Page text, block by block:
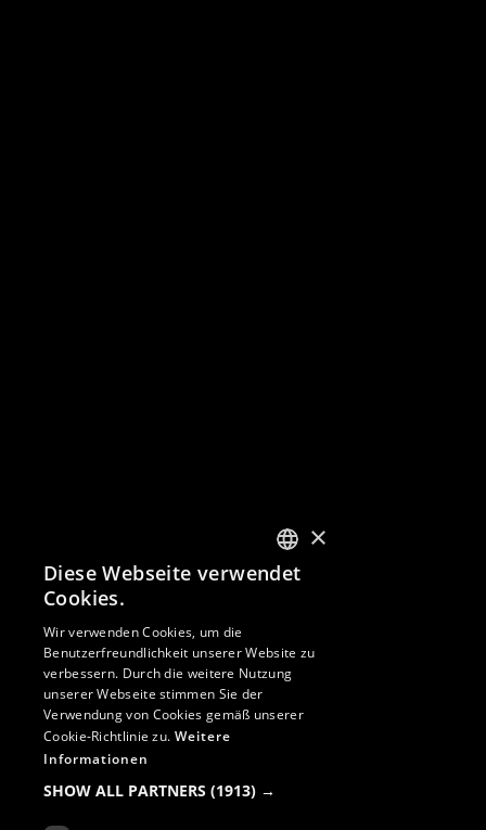
GERMAN
ENGLISH
×
Diese Webseite verwendet
Cookies.
Wir verwenden Cookies, um die
Benutzerfreundlichkeit unserer Website zu
verbessern. Durch die weitere Nutzung
unserer Webseite stimmen Sie der
Verwendung von Cookies gemäß unserer
Cookie-Richtlinie zu. Weitere
Informationen
SHOW ALL PARTNERS (1913) →